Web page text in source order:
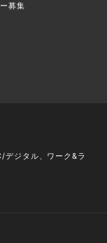
募集
デジタル、ワーク&ラ